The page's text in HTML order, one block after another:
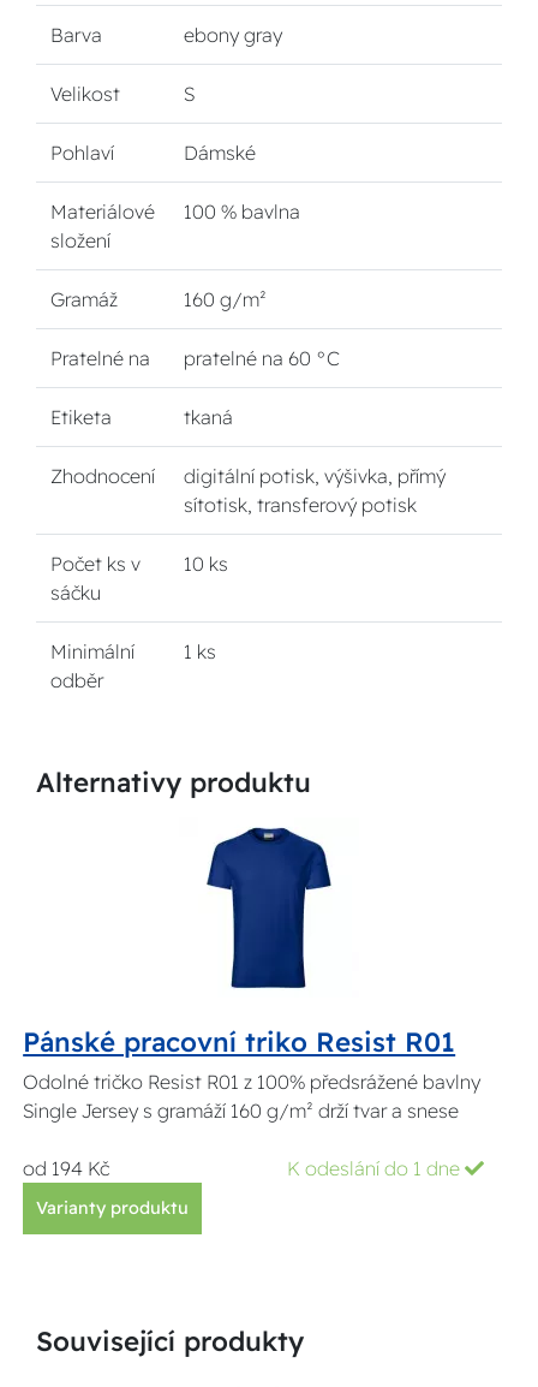
Barva ebony gray
Velikost S
Pohlaví Dámské
Materiálové
složení
100 % bavlna
Gramáž 160 g/m²
Pratelné na pratelné na 60 °C
Etiketa tkaná
Zhodnocení
digitální potisk, výšivka, přímý
sítotisk, transferový potisk
Počet ks v
sáčku
10 ks
Minimální
odběr
1 ks
Alternativy produktu
Pánské pracovní triko Resist R01
Odolné tričko Resist R01 z 100% předsrážené bavlny
Single Jersey s gramáží 160 g/m² drží tvar a snese
od 194 Kč K odeslání do 1 dne
Varianty produktu
Související produkty